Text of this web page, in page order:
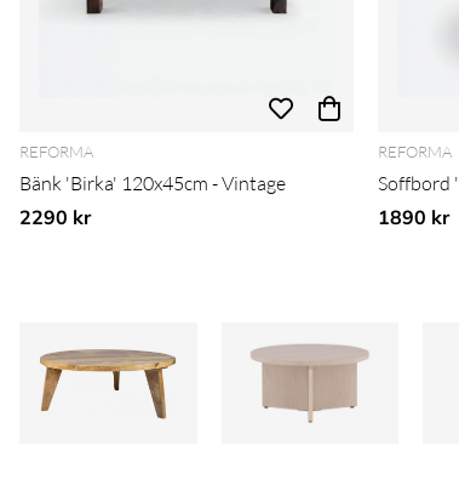
REFORMA
Bänk 'Birka' 120x45cm - Vintage
2290 kr
REFORMA
Soffbord
1890 kr